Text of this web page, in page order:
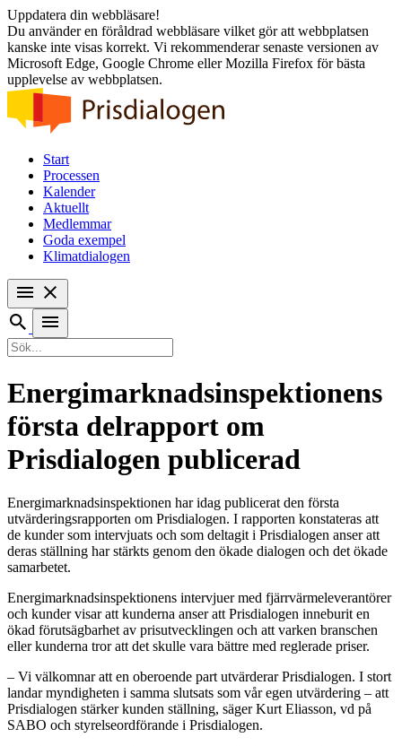
Uppdatera din webbläsare!
Du använder en föråldrad webbläsare vilket gör att webbplatsen
kanske inte visas korrekt. Vi rekommenderar senaste versionen av
Microsoft Edge, Google Chrome eller Mozilla Firefox för bästa
upplevelse av webbplatsen.
Start
Processen
Kalender
Aktuellt
Medlemmar
Goda exempel
Klimatdialogen
Sök
efter:
Energimarknadsinspektionens
första delrapport om
Prisdialogen publicerad
Energimarknadsinspektionen har idag publicerat den första
utvärderingsrapporten om Prisdialogen. I rapporten konstateras att
de kunder som intervjuats och som deltagit i Prisdialogen anser att
deras ställning har stärkts genom den ökade dialogen och det ökade
samarbetet.
Energimarknadsinspektionens intervjuer med fjärrvärmeleverantörer
och kunder visar att kunderna anser att Prisdialogen inneburit en
ökad förutsägbarhet av prisutvecklingen och att varken branschen
eller kunderna tror att det skulle vara bättre med reglerade priser.
– Vi välkomnar att en oberoende part utvärderar Prisdialogen. I stort
landar myndigheten i samma slutsats som vår egen utvärdering – att
Prisdialogen stärker kunden ställning, säger Kurt Eliasson, vd på
SABO och styrelseordförande i Prisdialogen.